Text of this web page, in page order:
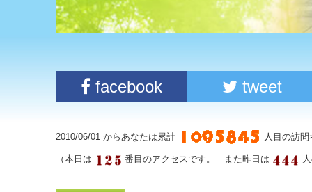
facebook tweet
2010/06/01 からあなたは累計 人目の訪
（本日は 番目のアクセスです。 また昨日は